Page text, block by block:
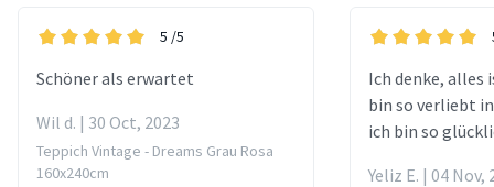
5 /5
Schöner als erwartet
Wil d. | 30 Oct, 2023
Teppich Vintage - Dreams Grau Rosa
160x240cm
Ich denke, alles
bin so verliebt
ich bin so
Yeliz E. | 04 Nov,